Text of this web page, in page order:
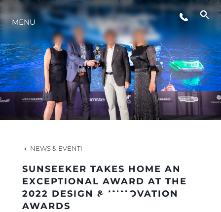
LIFESTYLE
INNOVAZIONE
L'AZIENDA
HERITAGE
MENU
NEWS & EVENTI
SUNSEEKER TAKES HOME AN
EXCEPTIONAL AWARD AT THE
2022 DESIGN & INNOVATION
AWARDS